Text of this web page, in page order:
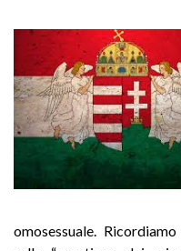
omosessuale.